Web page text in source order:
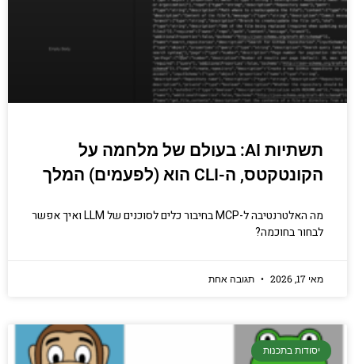
תשתיות AI: בעולם של מלחמה על
הקונטקטס, ה-CLI הוא (לפעמים) המלך
מה האלטרנטיבה ל-MCP בחיבור כלים לסוכנים של LLM ואיך אפשר
לבחור בחוכמה?
מאי 17, 2026 תגובה אחת
יסודות בתכנות